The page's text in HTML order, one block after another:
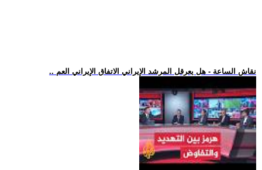
.. نقاش الساعة - هل يعرقل المرشد الإيراني الاتفاق الإيراني العم